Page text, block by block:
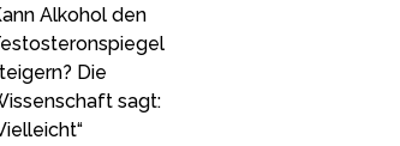
Alkohol den
Die
sagt: